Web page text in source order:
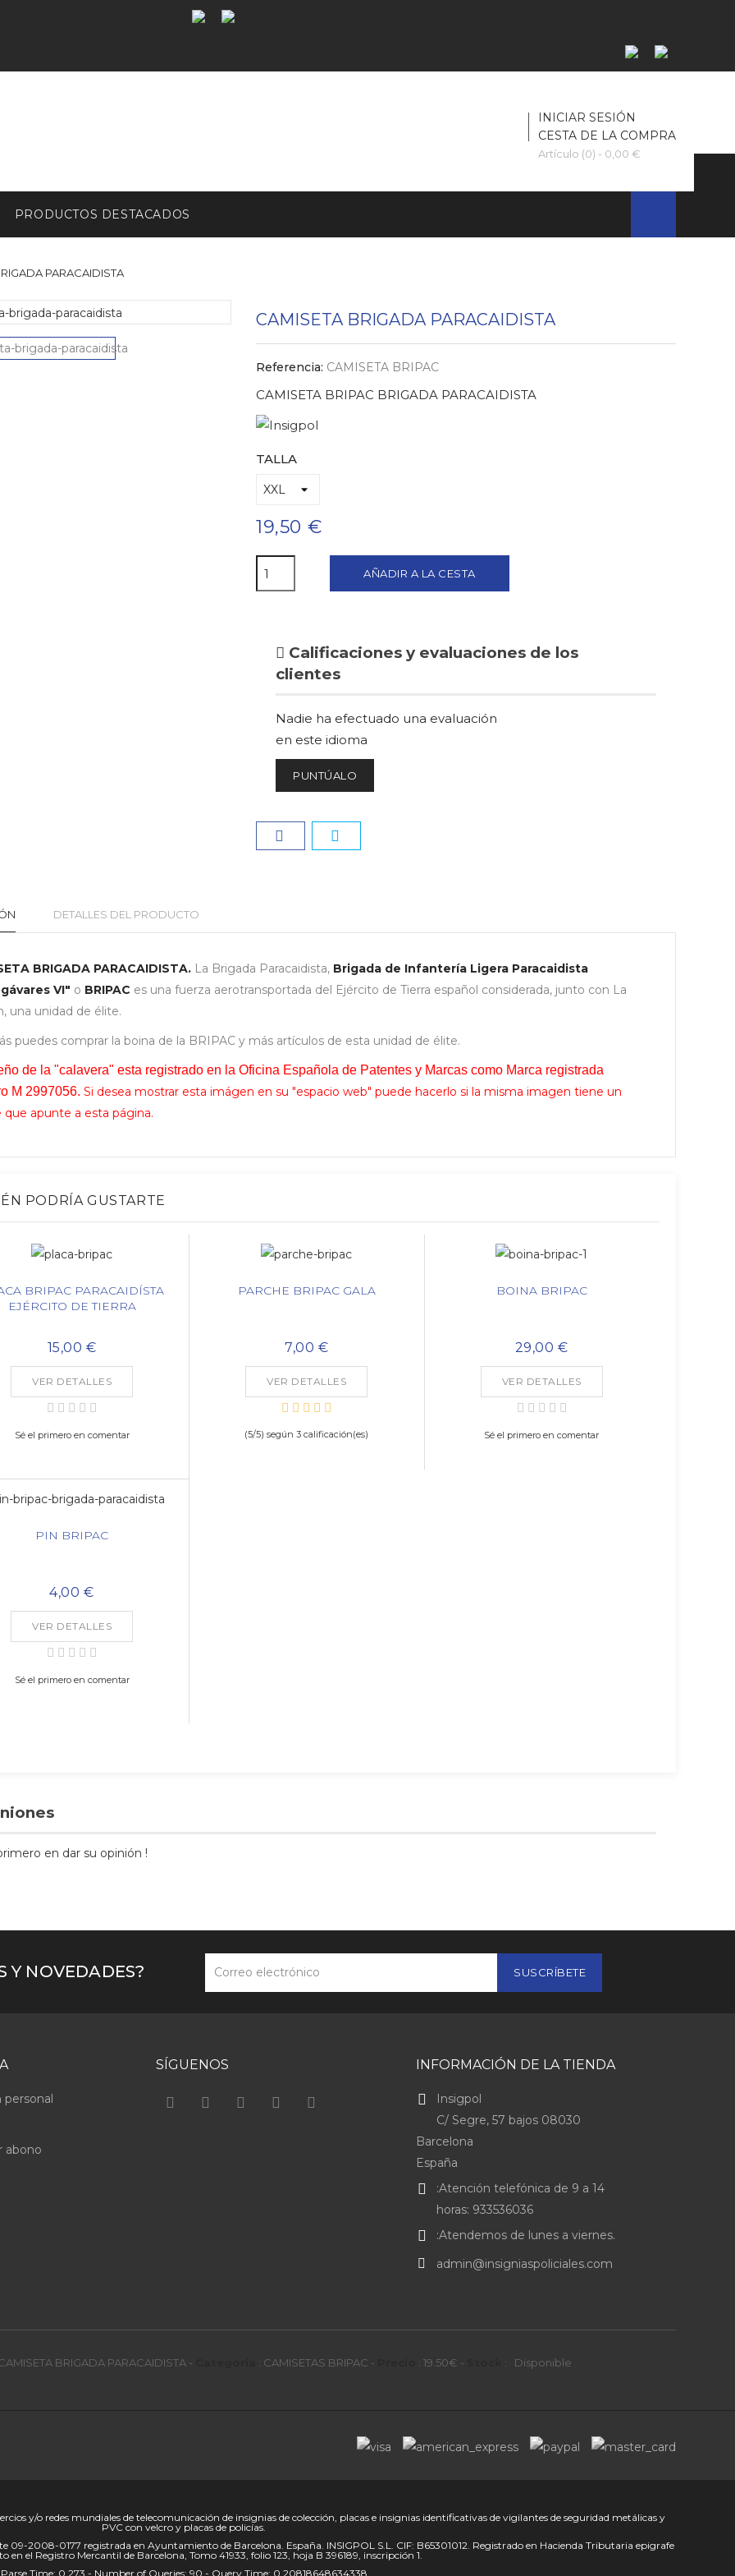
INICIAR SESIÓN
CESTA DE LA COMPRA
Artículo (0) - 0,00 €
PRODUCTOS DESTACADOS
PARACAIDISTA
CAMISETA BRIGADA PARACAIDISTA
Referencia: CAMISETA BRIPAC
CAMISETA BRIPAC BRIGADA PARACAIDISTA
TALLA
19,50 €
AÑADIR A LA CESTA
Calificaciones y evaluaciones de los
clientes
Nadie ha efectuado una evaluación
en este idioma
PUNTÚALO
DETALLES DEL PRODUCTO
BRIGADA PARACAIDISTA.La Brigada Paracaidista, Brigada de Infantería Ligera Paracaidista
VI" o BRIPAC es una fuerza aerotransportada del Ejército de Tierra español considerada, junto con La
una unidad de élite.
puedes comprar la boina de la BRIPAC y más artículos de esta unidad de élite.
de la "calavera" esta registrado en la Oficina Española de Patentes y Marcas como Marca registrada
M 2997056. Si desea mostrar esta imágen en su "espacio web" puede hacerlo si la misma imagen tiene un
que apunte a esta página.
PODRÍA GUSTARTE
BRIPAC PARACAIDÍSTA
EJÉRCITO DE TIERRA
15,00 €
VER DETALLES
Sé el primero en comentar
PARCHE BRIPAC GALA
7,00 €
VER DETALLES
(5/5) según3 calificación(es)
BOINA BRIPAC
29,00 €
VER DETALLES
Sé el primero en comentar
PIN BRIPAC
4,00 €
VER DETALLES
Sé el primero en comentar
en dar su opinión !
Y NOVEDADES?
abono
SÍGUENOS INFORMACIÓN DE LA TIENDA
Insigpol
C/ Segre, 57 bajos 08030
Barcelona
España
:Atención telefónica de 9 a 14
horas: 933536036
:Atendemos de lunes a viernes.
admin@insigniaspoliciales.com
BRIGADA PARACAIDISTA - : CAMISETAS BRIPAC - : 19.50€ - : Disponible
y/o redes mundiales de telecomunicación de insignias de colección, placas e insignias identificativas de vigilantes de seguridad metálicas y
PVC con velcro y placas de policías.
2008-0177 registrada en Ayuntamiento de Barcelona. España. INSIGPOL S.L. CIF: B65301012. Registrado en Hacienda Tributaria epigrafe
en el Registro Mercantil de Barcelona, Tomo 41933, folio 123, hoja B 396189, inscripción 1.
Parse Time: 0.273 - Number of Queries: 90 - Query Time: 0.20818648634338